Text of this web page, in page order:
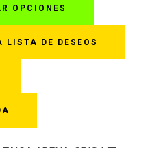
OPCIONES
múltiples
variantes.
DE DESEOS